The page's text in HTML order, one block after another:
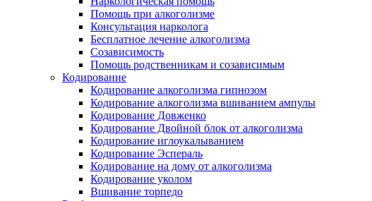
Помощь при алкоголизме
Консультация нарколога
Бесплатное лечение алкоголизма
Созависимость
Помощь родственникам и созависимым
Кодирование
Кодирование алкоголизма гипнозом
Кодирование алкоголизма вшиванием ампулы
Кодирование Довженко
Кодирование Двойной блок от алкоголизма
Кодирование иглоукалыванием
Кодирование Эспераль
Кодирование на дому от алкоголизма
Кодирование уколом
Вшивание торпедо